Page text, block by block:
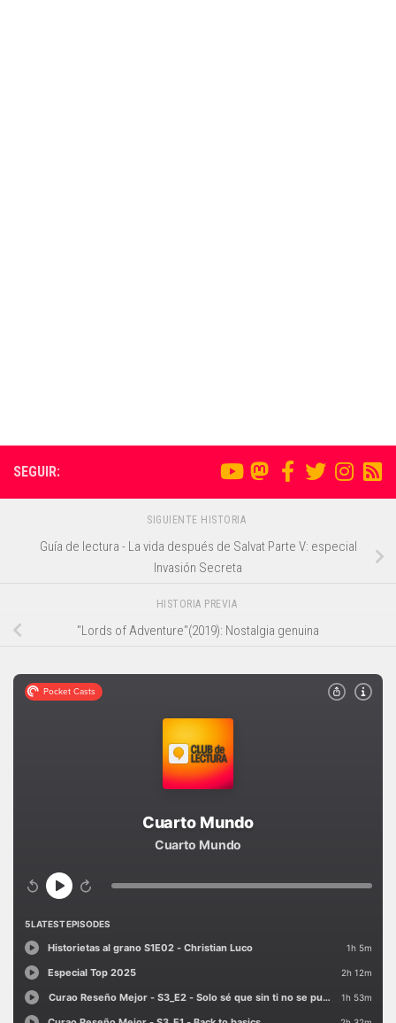
SEGUIR:
SIGUIENTE HISTORIA
Guía de lectura - La vida después de Salvat Parte V: especial
Invasión Secreta
HISTORIA PREVIA
"Lords of Adventure"(2019): Nostalgia genuina